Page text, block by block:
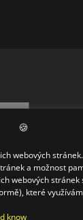
🍪
webových
a možnost
webových
které
know